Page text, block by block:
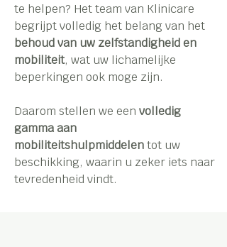
te helpen? Het team van Klinicare
begrijpt volledig het belang van het
behoud van uw zelfstandigheid en
mobiliteit, wat uw lichamelijke
beperkingen ook moge zijn.
Daarom stellen we een volledig
gamma aan
mobiliteitshulpmiddelentot uw
beschikking, waarin u zeker iets naar
tevredenheid vindt.